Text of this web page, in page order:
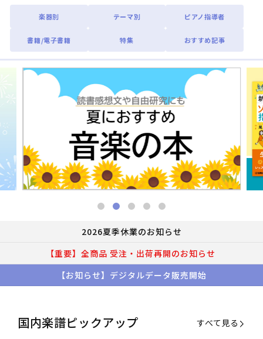
楽器別 テーマ別 ピアノ指導者
書籍/電子書籍 特集 おすすめ記事
2026夏季休業のお知らせ
【重要】全商品 受注・出荷再開のお知らせ
【お知らせ】デジタルデータ販売開始
国内楽譜ピックアップ すべて見る